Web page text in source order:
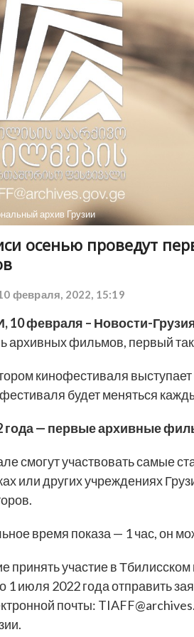
архив Грузии
осенью проведут
февраля, 2022, 15:19
10 февраля – Новости-
архивных фильмов, первый
кинофестиваля
будет меняться
года — первые архивные
смогут участвовать самые
или других учреждениях
время показа — 1 час, он
участие в
1 июля 2022 года отправить
почты: